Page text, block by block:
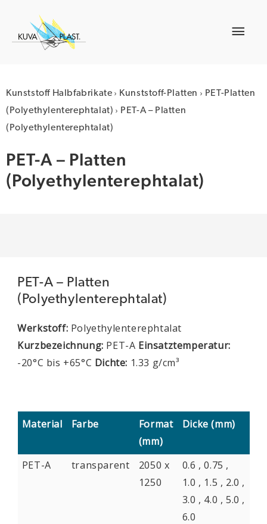
springen
Kunststoff Halbfabrikate › Kunststoff-Platten › PET-Platten
(Polyethylenterephtalat) › PET-A – Platten
(Polyethylenterephtalat)
PET-A – Platten
(Polyethylenterephtalat)
PET-A – Platten
(Polyethylenterephtalat)
Werkstoff: Polyethylenterephtalat
Kurzbezeichnung: PET-A Einsatztemperatur:
-20°C bis +65°C Dichte: 1.33 g/cm³
Material Farbe
Format
(mm)
Dicke (mm)
PET-A transparent
2050 x
1250
0.6 , 0.75 ,
1.0 , 1.5 , 2.0 ,
3.0 , 4.0 , 5.0 ,
6.0